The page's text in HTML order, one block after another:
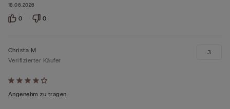
18.06.2026
0 0
Mit
4
Christa M
Verifizierter Käufer
Angenehm zu tragen
3